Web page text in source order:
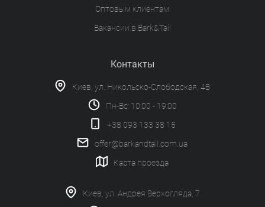
Оптовым клиентам
Вакансии в Bark&Tail
Контакты
Киев, ул. Никольско-Слободская, 4В
Пн-Вс: 10:00 - 19:00
+38 093 133 38 15
offer@barkandtail.com.ua
Карта проезда
Киев, ул. Андрея Верхогляда, 7